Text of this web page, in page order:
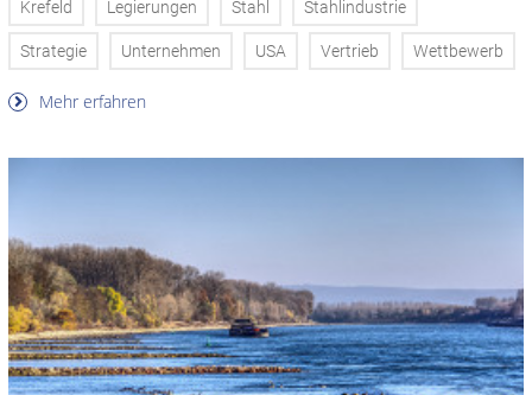
Krefeld Legierungen Stahl Stahlindustrie
Strategie Unternehmen USA Vertrieb Wettbewerb
Mehr erfahren